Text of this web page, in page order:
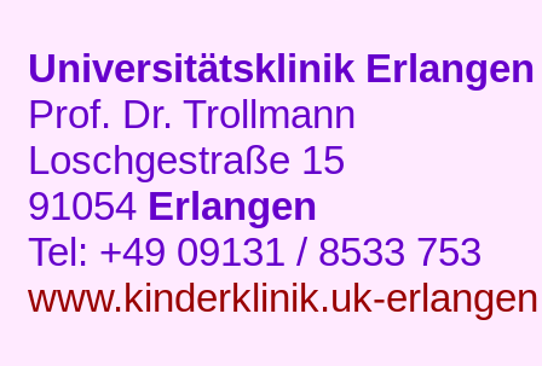
Universitätsklinik Erlangen
Prof. Dr. Trollmann
Loschgestraße 15
91054 Erlangen
Tel: +49 09131 / 8533 753
www.kinderklinik.uk-